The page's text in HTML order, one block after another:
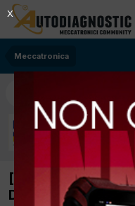
Meccatronica
[ford fiesta 05/
Diesel] apertura
X